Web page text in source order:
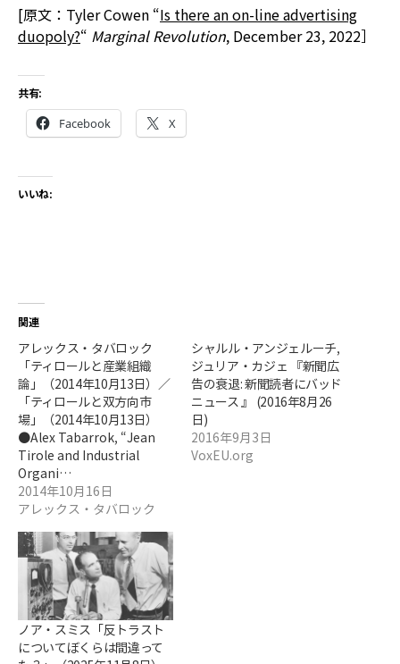
[原文：Tyler Cowen “Is there an on-line advertising
duopoly?“ Marginal Revolution, December 23, 2022］
共有:
Facebook X
いいね:
関連
アレックス・タバロック
「ティロールと産業組織
論」（2014年10月13日）／
「ティロールと双方向市
場」（2014年10月13日）
●Alex Tabarrok, “Jean
Tirole and Industrial
Organi…
2014年10月16日
アレックス・タバロック
シャルル・アンジェルーチ,
ジュリア・カジェ 『新聞広
告の衰退: 新聞読者にバッド
ニュース 』 (2016年8月26
日)
2016年9月3日
VoxEU.org
ノア・スミス「反トラスト
についてぼくらは間違って